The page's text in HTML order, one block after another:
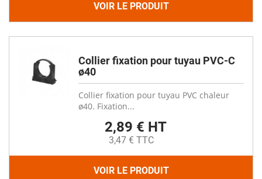
VOIR LE PRODUIT
Collier fixation pour tuyau PVC-C
ø40
Collier fixation pour tuyau PVC chaleur
ø40. Fixation...
2,89 € HT
3,47 € TTC
VOIR LE PRODUIT